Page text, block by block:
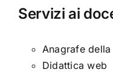
Servizi ai
Anagrafe
Didattica web